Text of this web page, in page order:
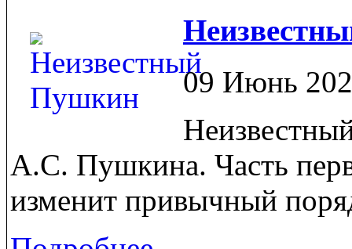
09 Июнь
А.С. Пушкина. Часть
изменит привычный